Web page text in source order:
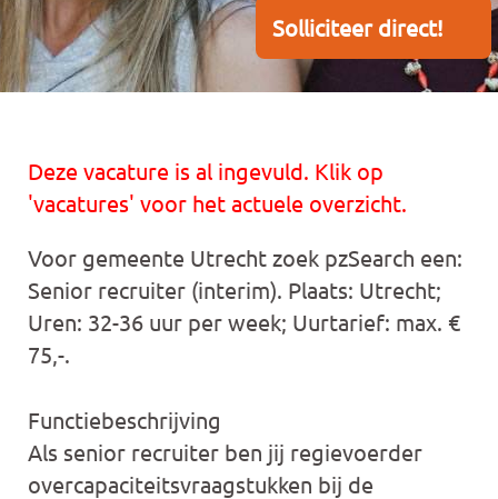
Solliciteer direct!
Deze vacature is al ingevuld. Klik op
'vacatures' voor het actuele overzicht.
Voor gemeente Utrecht zoek pzSearch een:
Senior recruiter (interim). Plaats: Utrecht;
Uren: 32-36 uur per week; Uurtarief: max. €
75,-.
Functiebeschrijving
Als senior recruiter ben jij regievoerder
overcapaciteitsvraagstukken bij de